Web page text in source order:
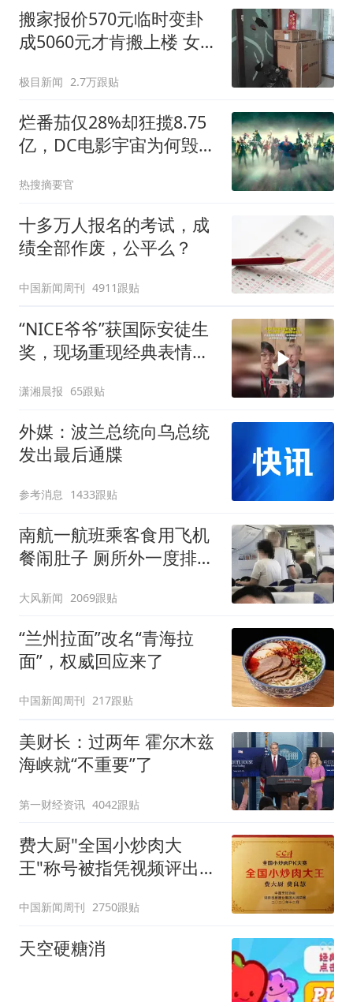
搬家报价570元临时变卦
成5060元才肯搬上楼 女子
极目新闻 2.7万跟贴
烂番茄仅28%却狂揽8.75
亿，DC电影宇宙为何毁在
热搜摘要官
十多万人报名的考试，成
绩全部作废，公平么？
中国新闻周刊 4911跟贴
“NICE爷爷”获国际安徒生
奖，现场重现经典表情
潇湘晨报 65跟贴
外媒：波兰总统向乌总统
发出最后通牒
参考消息 1433跟贴
南航一航班乘客食用飞机
餐闹肚子 厕所外一度排长
大风新闻 2069跟贴
“兰州拉面”改名“青海拉
面”，权威回应来了
中国新闻周刊 217跟贴
美财长：过两年 霍尔木兹
海峡就“不重要”了
第一财经资讯 4042跟贴
费大厨"全国小炒肉大
王"称号被指凭视频评出
中国新闻周刊 2750跟贴
天空硬糖消